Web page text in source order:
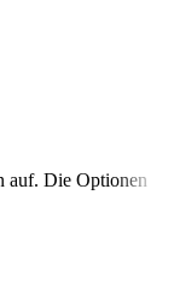
auf. Die Optionen